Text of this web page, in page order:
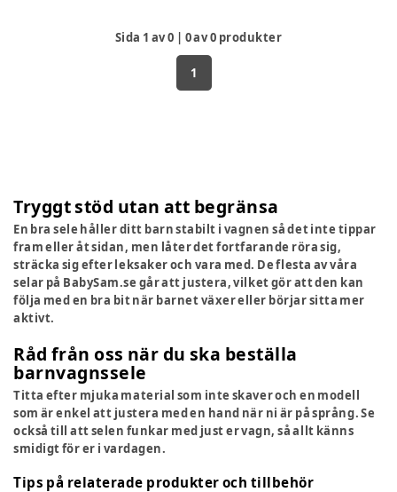
Sida 1 av0 | 0av0 produkter
1
Tryggt stöd utan att begränsa
En bra sele håller ditt barn stabilt i vagnen så det inte tippar
fram eller åt sidan, men låter det fortfarande röra sig,
sträcka sig efter leksaker och vara med. De flesta av våra
selar på BabySam.se går att justera, vilket gör att den kan
följa med en bra bit när barnet växer eller börjar sitta mer
aktivt.
Råd från oss när du ska beställa
barnvagnssele
Titta efter mjuka material som inte skaver och en modell
som är enkel att justera med en hand när ni är på språng. Se
också till att selen funkar med just er vagn, så allt känns
smidigt för er i vardagen.
Tips på relaterade produkter och tillbehör